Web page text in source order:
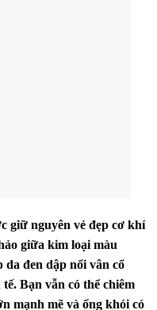
giữ nguyên vẻ đẹp cơ khí
giữa kim loại màu
da đen dập nổi vân cổ
tế. Bạn vẫn có thể chiêm
mạnh mẽ và ống khói có